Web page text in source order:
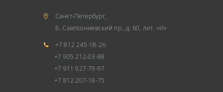
Санкт-Петербург,
Б. Сампсониевский пр., д. 60, лит. «И»
+7 812 245-18-26
+7 905 212-03-88
+7 911 927-79-97
+7 812 207-18-75